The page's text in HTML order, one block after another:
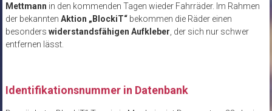
Mettmann in den kommenden Tagen wieder Fahrräder. Im Rahmen
der bekannten Aktion „BlockiT“bekommen die Räder einen
besonders widerstandsfähigen Aufkleber , der sich nur schwer
entfernen lässt.
Identifikationsnummer in Datenbank